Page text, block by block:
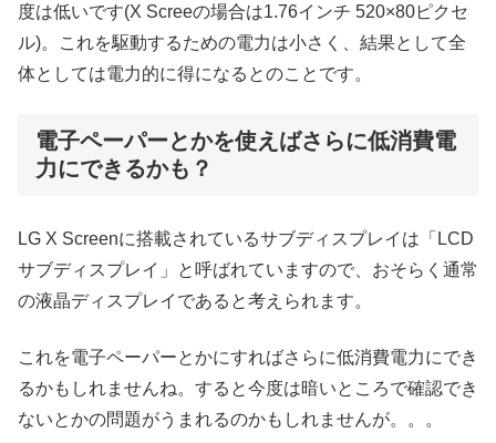
度は低いです(X Screeの場合は1.76インチ 520×80ピクセ
ル)。これを駆動するための電力は小さく、結果として全
体としては電力的に得になるとのことです。
電子ペーパーとかを使えばさらに低消費電
力にできるかも？
LG X Screenに搭載されているサブディスプレイは「LCD
サブディスプレイ」と呼ばれていますので、おそらく通常
の液晶ディスプレイであると考えられます。
これを電子ペーパーとかにすればさらに低消費電力にでき
るかもしれませんね。すると今度は暗いところで確認でき
ないとかの問題がうまれるのかもしれませんが。。。